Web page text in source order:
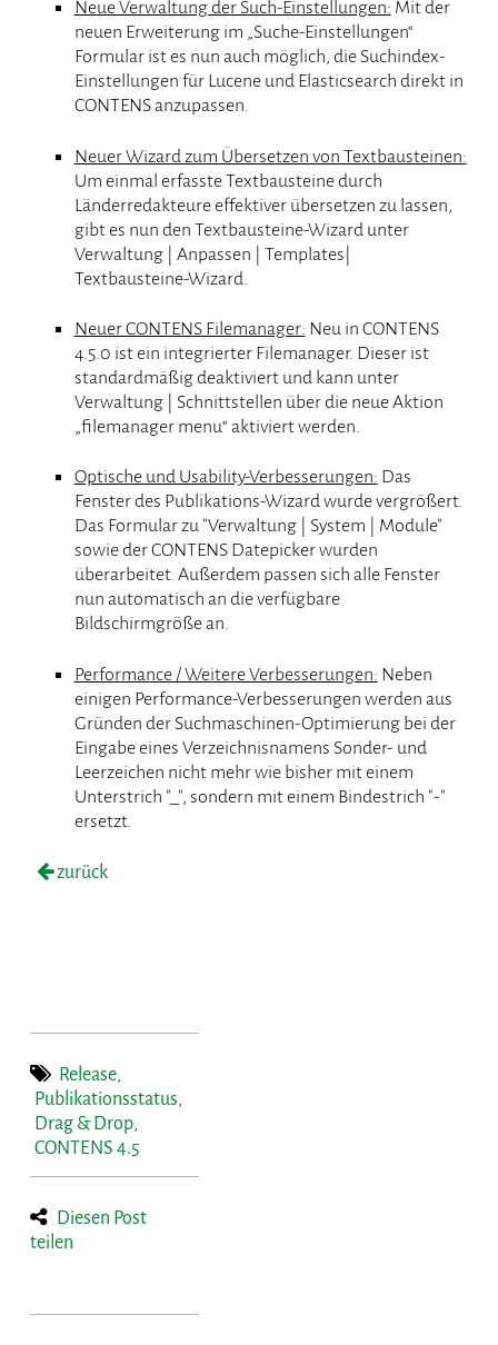
Neue Verwaltung der Such-Einstellungen: Mit der
neuen Erweiterung im „Suche-Einstellungen“
Formular ist es nun auch möglich, die Suchindex-
Einstellungen für Lucene und Elasticsearch direkt in
CONTENS anzupassen.
Neuer Wizard zum Übersetzen von Textbausteinen:
Um einmal erfasste Textbausteine durch
Länderredakteure effektiver übersetzen zu lassen,
gibt es nun den Textbausteine-Wizard unter
Verwaltung | Anpassen | Templates|
Textbausteine-Wizard.
Neuer CONTENS Filemanager: Neu in CONTENS
4.5.0 ist ein integrierter Filemanager. Dieser ist
standardmäßig deaktiviert und kann unter
Verwaltung | Schnittstellen über die neue Aktion
„filemanager menu“ aktiviert werden.
Optische und Usability-Verbesserungen: Das
Fenster des Publikations-Wizard wurde vergrößert.
Das Formular zu "Verwaltung | System | Module"
sowie der CONTENS Datepicker wurden
überarbeitet. Außerdem passen sich alle Fenster
nun automatisch an die verfügbare
Bildschirmgröße an.
Performance / Weitere Verbesserungen: Neben
einigen Performance-Verbesserungen werden aus
Gründen der Suchmaschinen-Optimierung bei der
Eingabe eines Verzeichnisnamens Sonder- und
Leerzeichen nicht mehr wie bisher mit einem
Unterstrich "_", sondern mit einem Bindestrich "-"
ersetzt.
zurück
Release,
Publikationsstatus,
Drag & Drop,
CONTENS 4.5
Diesen Post
teilen